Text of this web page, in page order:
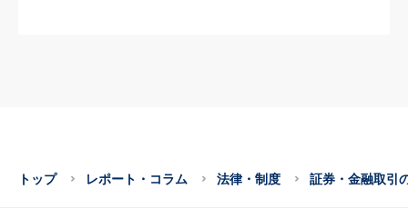
トップ レポート・コラム 法律・制度 証券・金融取引